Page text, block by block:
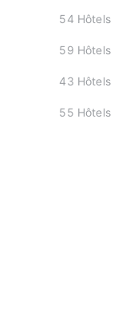
54 Hôtels
59 Hôtels
43 Hôtels
55 Hôtels